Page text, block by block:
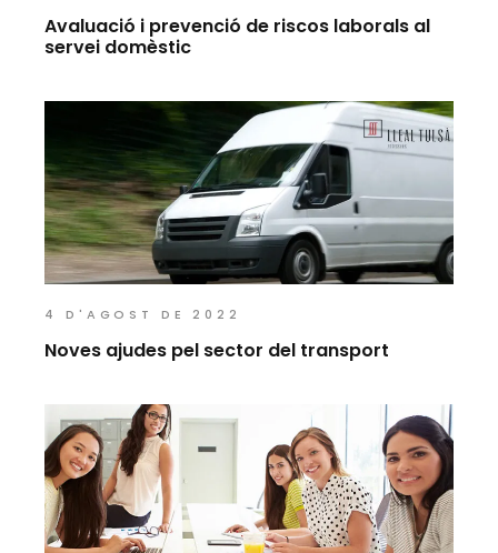
Avaluació i prevenció de riscos laborals al
servei domèstic
4 D'AGOST DE 2022
Noves ajudes pel sector del transport